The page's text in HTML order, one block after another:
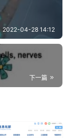
2022-04-28 14:12
下一篇